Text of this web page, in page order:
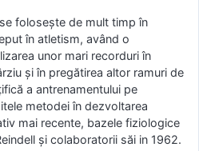
foloseşte de mult timp în
în atletism, având o
unor mari recorduri în
şi în pregătirea altor ramuri de
a antrenamentului pe
metodei în dezvoltarea
mai recente, bazele fiziologice
şi colaboratorii săi in 1962.